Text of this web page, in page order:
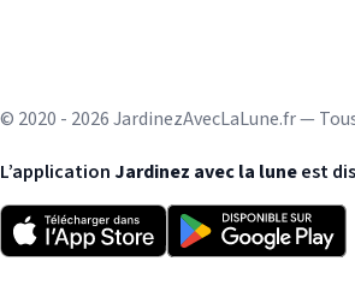
© 2020 - 2026 JardinezAvecLaLune.fr —
L’application Jardinez avec la luneest